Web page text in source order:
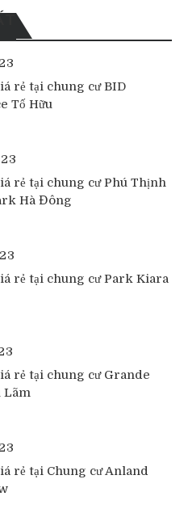
rẻ tại chung cư BID
Tố Hữu
rẻ tại chung cư Phú Thịnh
Hà Đông
rẻ tại chung cư Park Kiara
rẻ tại chung cư Grande
Lãm
rẻ tại Chung cư Anland